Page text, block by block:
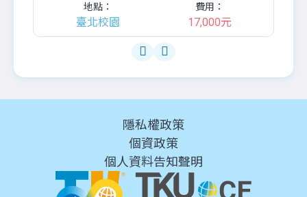
地點：
臺北校園
費用：
17,000元
隱私權政策
個資政策
個人資料告知聲明